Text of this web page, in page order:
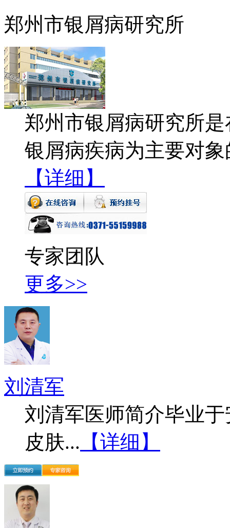
郑州市银屑病研究所
郑州市银屑病研究所
银屑病疾病为主要对
【详细】
专家团队
更多>>
刘清军
刘清军医师简介毕业
皮肤... 【详细】